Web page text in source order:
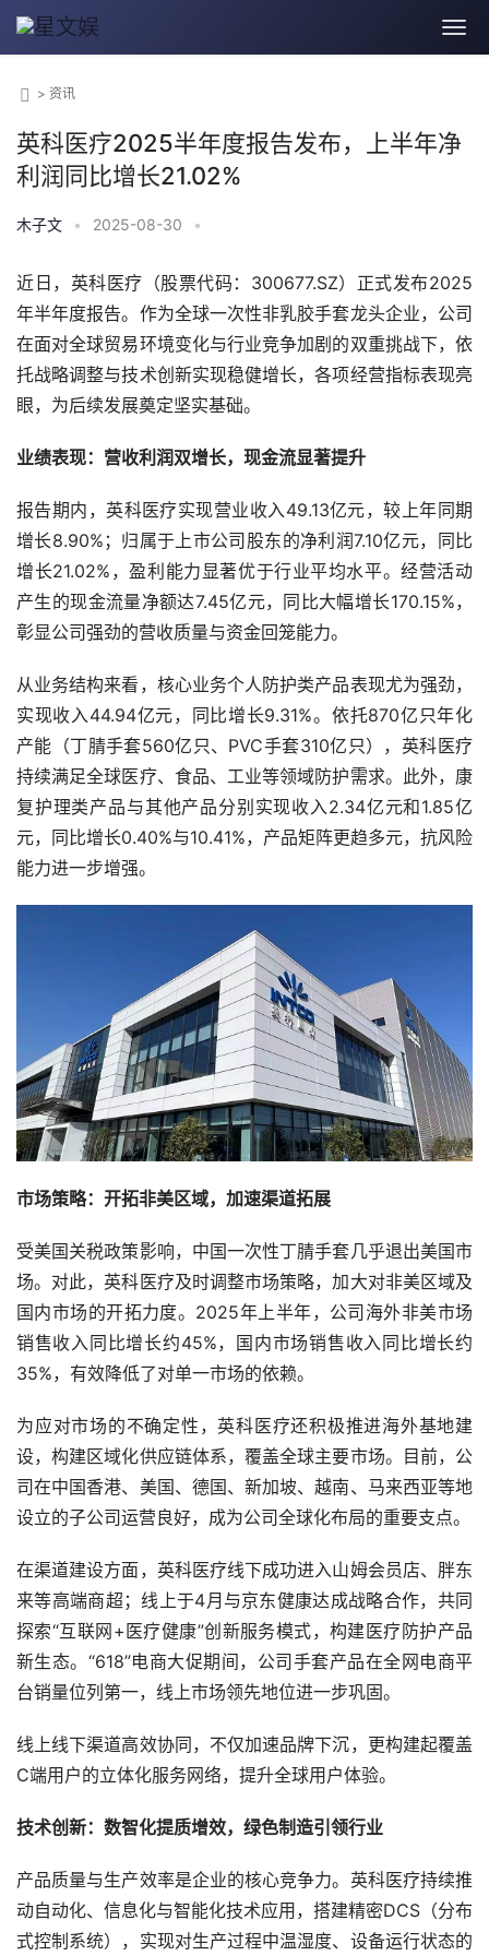
> 资讯
英科医疗2025半年度报告发布，上半年净
利润同比增长21.02%
木子文 • 2025-08-30 •
近日，英科医疗（股票代码：300677.SZ）正式发布2025
年半年度报告。作为全球一次性非乳胶手套龙头企业，公司
在面对全球贸易环境变化与行业竞争加剧的双重挑战下，依
托战略调整与技术创新实现稳健增长，各项经营指标表现亮
眼，为后续发展奠定坚实基础。
业绩表现：营收利润双增长，现金流显著提升
报告期内，英科医疗实现营业收入49.13亿元，较上年同期
增长8.90%；归属于上市公司股东的净利润7.10亿元，同比
增长21.02%，盈利能力显著优于行业平均水平。经营活动
产生的现金流量净额达7.45亿元，同比大幅增长170.15%，
彰显公司强劲的营收质量与资金回笼能力。
从业务结构来看，核心业务个人防护类产品表现尤为强劲，
实现收入44.94亿元，同比增长9.31%。依托870亿只年化
产能（丁腈手套560亿只、PVC手套310亿只），英科医疗
持续满足全球医疗、食品、工业等领域防护需求。此外，康
复护理类产品与其他产品分别实现收入2.34亿元和1.85亿
元，同比增长0.40%与10.41%，产品矩阵更趋多元，抗风险
能力进一步增强。
市场策略：开拓非美区域，加速渠道拓展
受美国关税政策影响，中国一次性丁腈手套几乎退出美国市
场。对此，英科医疗及时调整市场策略，加大对非美区域及
国内市场的开拓力度。2025年上半年，公司海外非美市场
销售收入同比增长约45%，国内市场销售收入同比增长约
35%，有效降低了对单一市场的依赖。
为应对市场的不确定性，英科医疗还积极推进海外基地建
设，构建区域化供应链体系，覆盖全球主要市场。目前，公
司在中国香港、美国、德国、新加坡、越南、马来西亚等地
设立的子公司运营良好，成为公司全球化布局的重要支点。
在渠道建设方面，英科医疗线下成功进入山姆会员店、胖东
来等高端商超；线上于4月与京东健康达成战略合作，共同
探索“互联网+医疗健康”创新服务模式，构建医疗防护产品
新生态。“618”电商大促期间，公司手套产品在全网电商平
台销量位列第一，线上市场领先地位进一步巩固。
线上线下渠道高效协同，不仅加速品牌下沉，更构建起覆盖
C端用户的立体化服务网络，提升全球用户体验。
技术创新：数智化提质增效，绿色制造引领行业
产品质量与生产效率是企业的核心竞争力。英科医疗持续推
动自动化、信息化与智能化技术应用，搭建精密DCS（分布
式控制系统），实现对生产过程中温湿度、设备运行状态的